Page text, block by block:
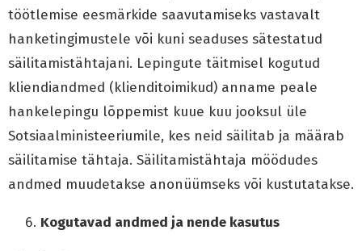
töötlemise eesmärkide saavutamiseks vastavalt
hanketingimustele või kuni seaduses sätestatud
säilitamistähtajani. Lepingute täitmisel kogutud
kliendiandmed (klienditoimikud) anname peale
hankelepingu lõppemist kuue kuu jooksul üle
Sotsiaalministeeriumile, kes neid säilitab ja määrab
säilitamise tähtaja. Säilitamistähtaja möödudes
andmed muudetakse anonüümseks või kustutatakse.
Kogutavad andmed ja nende kasutus